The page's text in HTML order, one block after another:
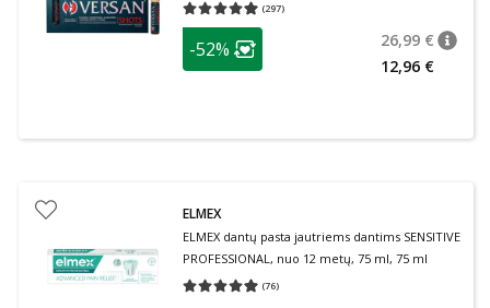
(297)
Vidutinis įvertinimas 4.93
patarimas
Lojalumo klubo narių nuolaida
-52% 26,99 €
12,96 €
ELMEX
ELMEX dantų pasta jautriems dantims SENSITIVE
PROFESSIONAL, nuo 12 metų, 75 ml, 75 ml
(76)
Vidutinis įvertinimas 4.95